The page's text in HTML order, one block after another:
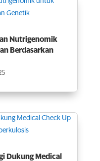
Nutrigenomik
Berdasarkan
Dukung Medical